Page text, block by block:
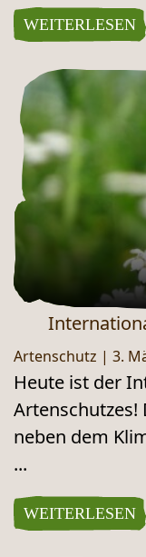
WEITERLESEN
Artenschutz | 3.
Heute ist der
Artenschutzes!
neben dem
...
WEITERLESEN